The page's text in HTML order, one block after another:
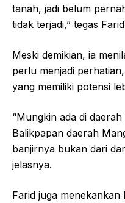
tanah, jadi belum
tidak terjadi,” tegas
Meski demikian, ia
perlu menjadi
yang memiliki potensi
“Mungkin ada di
Balikpapan daerah
banjirnya bukan dari
jelasnya.
Farid juga menekankan